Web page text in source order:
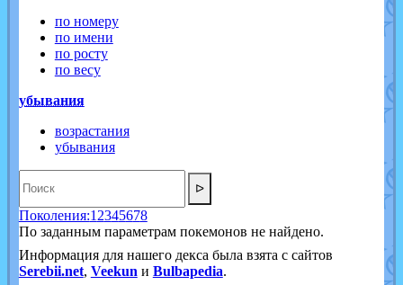
по номеру
по имени
по росту
по весу
убывания
возрастания
убывания
ᐅ
Поколения:1 2345678
По заданным параметрам покемонов не найдено.
Информация для нашего декса была взята с сайтов
Serebii.net, Veekun и Bulbapedia.